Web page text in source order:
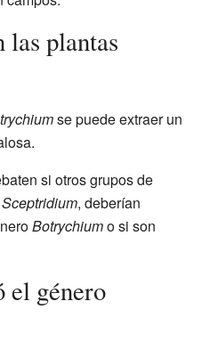
las plantas
se puede extraer un
si otros grupos de
Sceptridium, deberían
Botrychiumo si son
el género